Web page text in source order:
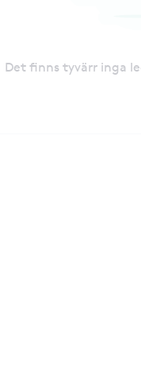
Det finns tyvärr inga